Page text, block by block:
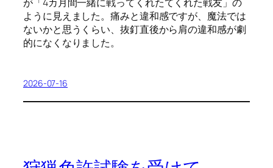
ように見えました。痛みと違和感ですが、魔法では
ないかと思うくらい、抜釘直後から肩の違和感が劇
的になくなりました。
2026-07-16